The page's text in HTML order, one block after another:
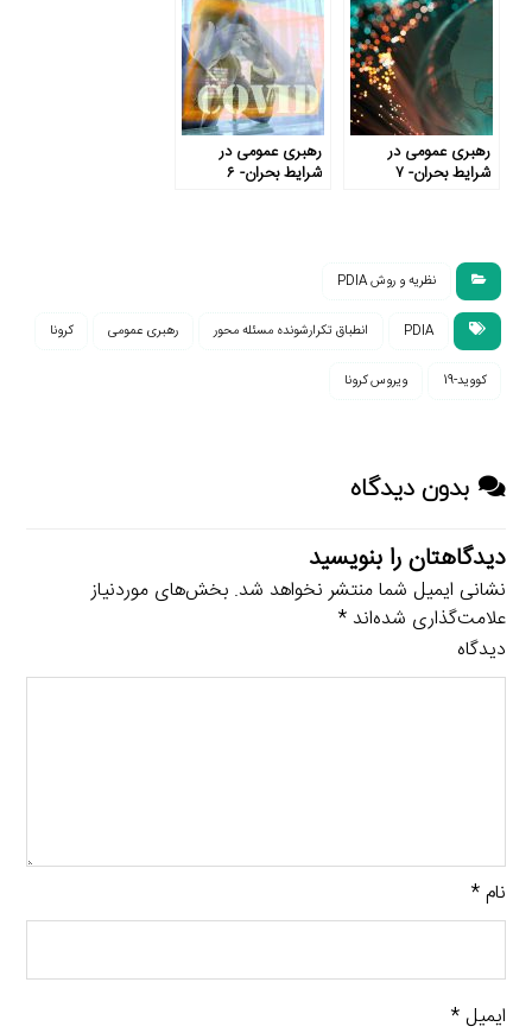
رهبری عمومی در
شرایط بحران- ۷
رهبری عمومی در
شرایط بحران- ۶
نظریه و روش PDIA
PDIA انطباق تکرارشونده مسئله محور رهبری عمومی کرونا
کووید-19 ویروس کرونا
بدون دیدگاه
دیدگاهتان را بنویسید
نشانی ایمیل شما منتشر نخواهد شد. بخش‌های موردنیاز
علامت‌گذاری شده‌اند*
دیدگاه
نام*
ایمیل*